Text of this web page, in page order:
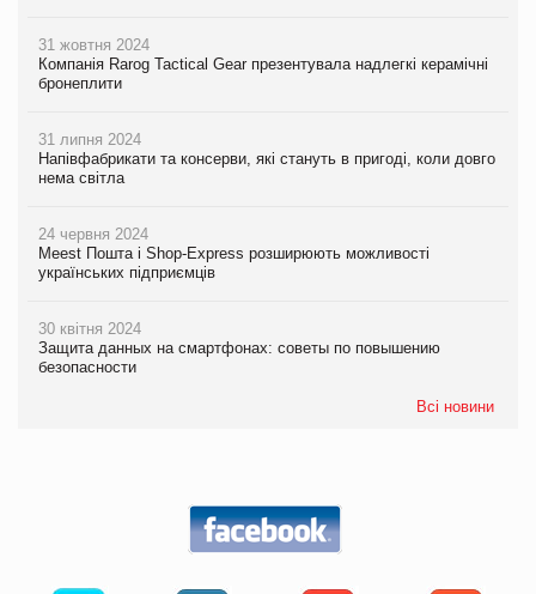
31 жовтня 2024
Компанія Rarog Tactical Gear презентувала надлегкі керамічні
бронеплити
31 липня 2024
Напівфабрикати та консерви, які стануть в пригоді, коли довго
нема світла
24 червня 2024
Meest Пошта і Shop-Express розширюють можливості
українських підприємців
30 квітня 2024
Защита данных на смартфонах: советы по повышению
безопасности
Всі новини